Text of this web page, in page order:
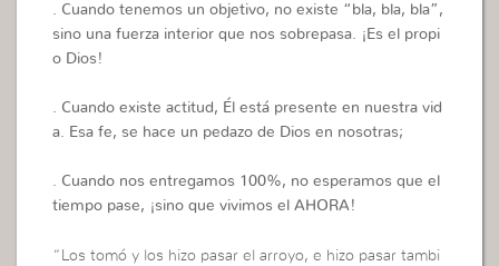
. Cuando tenemos un objetivo, no existe “bla, bla, bla”,
sino una fuerza interior que nos sobrepasa. ¡Es el propi
o Dios!
. Cuando existe actitud, Él está presente en nuestra vid
a. Esa fe, se hace un pedazo de Dios en nosotras;
. Cuando nos entregamos 100%, no esperamos que el
tiempo pase, ¡sino que vivimos el AHORA!
“Los tomó y los hizo pasar el arroyo, e hizo pasar tambi